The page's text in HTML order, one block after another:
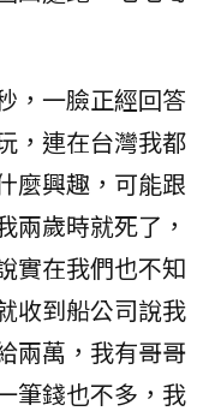
，一臉正經回答
，連在台灣我都
麼興趣，可能跟
兩歲時就死了，
實在我們也不知
收到船公司說我
兩萬，我有哥哥
筆錢也不多，我